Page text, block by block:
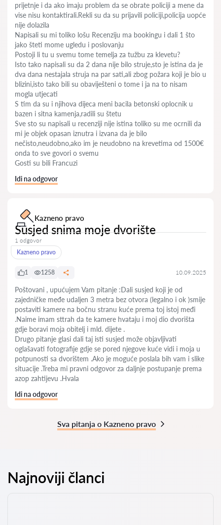
prijetnje i da ako imaju problem da se obrate policiji a mene da
vise nisu kontaktirali.Rekli su da su prijavili policiji,policija uopće
nije dolazila
Napisali su mi toliko lošu Recenziju ma bookingu i dali 1 što
jako šteti mome ugledu i poslovanju
Postoji li tu u svemu tome temelja za tužbu za klevetu?
Isto tako napisali su da 2 dana nije bilo struje,sto je istina da je
dva dana nestajala struja na par sati,ali zbog požara koji je bio u
blizini,isto tako bili su obaviješteni o tome i ja na to nisam
mogla utjecati
S tim da su i njihova dijeca meni bacila betonski oplocnik u
bazen i sitna kamenja,radili su štetu
Sve sto su napisali u recenziji nije istina toliko su me ocrnili da
mi je objek opasan iznutra i izvana da je bilo
nečisto,neudobno,ako im je neudobno na krevetima od 1500€
onda to sve govori o svemu
Gosti su bili Francuzi
Idi na odgovor
Kazneno pravo
Susjed snima moje dvorište
1 odgovor
Kazneno pravo
1 1258 10.09.2025
Poštovani , upućujem Vam pitanje :Dali susjed koji je od
zajedničke međe udaljen 3 metra bez otvora (legalno i ok )smije
postaviti kamere na bočnu stranu kuće prema toj istoj međi
.Naime imam sttrah da te kamere hvataju i moj dio dvorišta
gdje boravi moja obitelj i mld. dijete .
Drugo pitanje glasi dali taj isti susjed može objavljivati
oglašavati fotografije gdje se pored njegove kuće vidi i moja u
potpunosti sa dvorištem .Ako je moguće poslala bih vam i slike
situacije .Treba mi pravni odgovor za daljnje postupanje prema
azop zahtijevu .Hvala
Idi na odgovor
Sva pitanja o Kazneno pravo
Najnoviji članci